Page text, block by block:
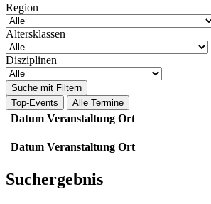
Region
Altersklassen
Disziplinen
Suche mit Filtern
Top-Events
Alle Termine
Datum Veranstaltung Ort
Datum Veranstaltung Ort
Suchergebnis